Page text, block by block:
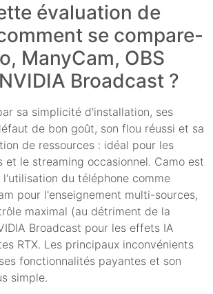
évaluation de
se compare-
ManyCam, OBS
Broadcast ?
sa simplicité d'installation, ses
de bon goût, son flou réussi et sa
de ressources : idéal pour les
et le streaming occasionnel. Camo est
du téléphone comme
pour l'enseignement multi-sources,
maximal (au détriment de la
Broadcast pour les effets IA
RTX. Les principaux inconvénients
fonctionnalités payantes et son
simple.